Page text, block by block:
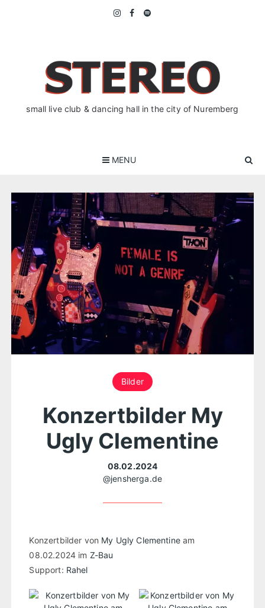
small live club & dancing hall in the city of Nuremberg
MENU
Bilder
Konzertbilder My
Ugly Clementine
08.02.2024
@jensherga.de
Konzertbilder von My Ugly Clementineam
08.02.2024 im Z-Bau
Support: Rahel